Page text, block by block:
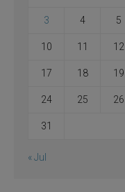
3 4 5
10 11 12
17 18 19
24 25 26
31
« Jul